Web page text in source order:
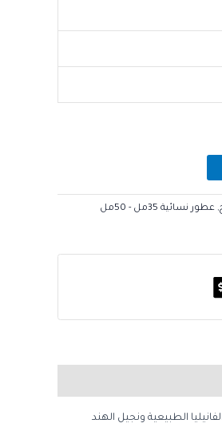
, عطور نسائية 35مل - 50مل
الطبيعية ونجيل الهند